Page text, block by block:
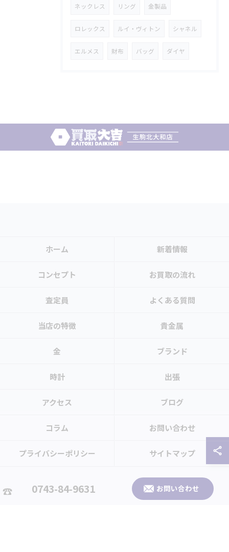
ネックレス リング 金製品
ロレックス ルイ・ヴィトン シャネル
エルメス 財布 バッグ ダイヤ
0743-84-9631 お問い合わせ
ホーム 新着情報
コンセプト お買取の流れ
査定員 よくある質問
当店の特徴 貴金属
金 ブランド
時計 出張
アクセス ブログ
コラム お問い合わせ
プライバシーポリシー サイトマップ
© 2026 奈良県生駒市のお買取なら買取大吉 生駒北大和店 ALL RIGHTS